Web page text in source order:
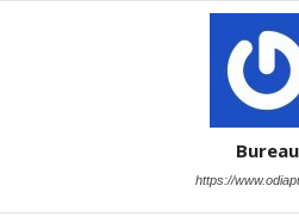
Bureau
https://